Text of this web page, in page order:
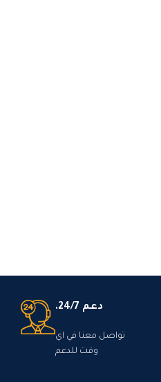
دعم 24/7.
تواصل معنا في اي
وقت للدعم